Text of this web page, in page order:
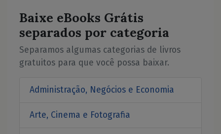
Baixe eBooks Grátis
separados por categoria
Separamos algumas categorias de livros
gratuitos para que você possa baixar.
Administração, Negócios e Economia
Arte, Cinema e Fotografia